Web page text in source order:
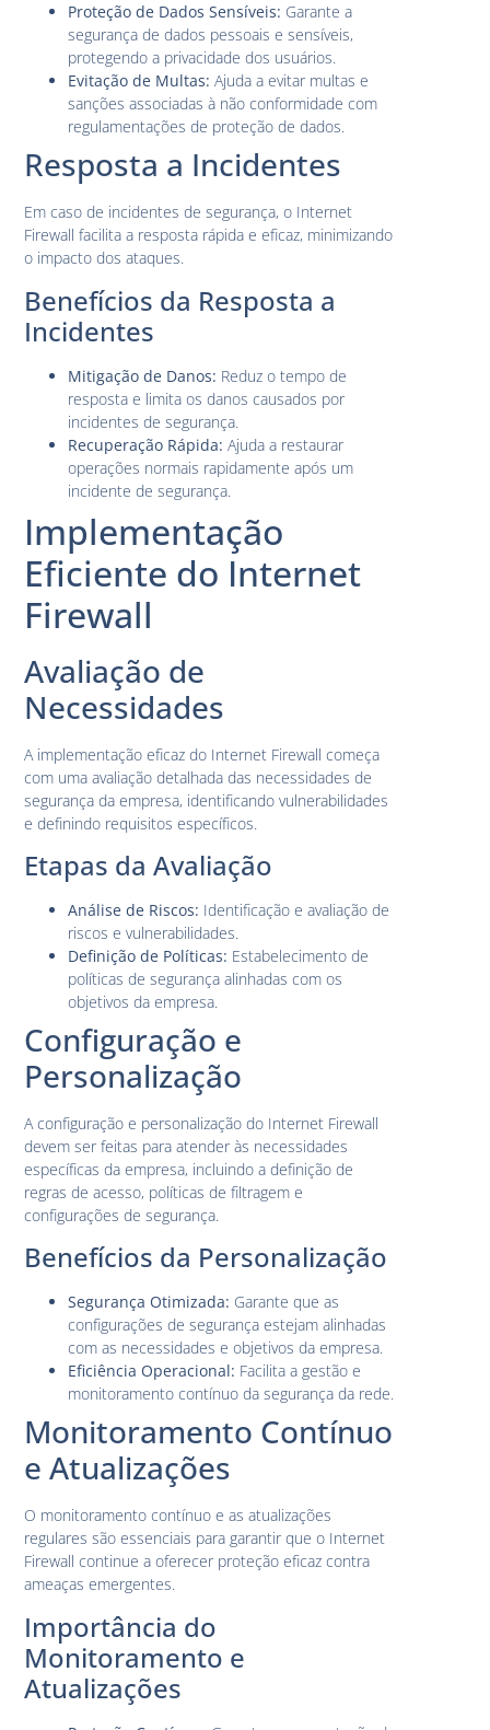
Proteção de Dados Sensíveis: Garante a
segurança de dados pessoais e sensíveis,
protegendo a privacidade dos usuários.
Evitação de Multas: Ajuda a evitar multas e
sanções associadas à não conformidade com
regulamentações de proteção de dados.
Resposta a Incidentes
Em caso de incidentes de segurança, o Internet
Firewall facilita a resposta rápida e eficaz, minimizando
o impacto dos ataques.
Benefícios da Resposta a
Incidentes
Mitigação de Danos: Reduz o tempo de
resposta e limita os danos causados por
incidentes de segurança.
Recuperação Rápida: Ajuda a restaurar
operações normais rapidamente após um
incidente de segurança.
Implementação
Eficiente do Internet
Firewall
Avaliação de
Necessidades
A implementação eficaz do Internet Firewall começa
com uma avaliação detalhada das necessidades de
segurança da empresa, identificando vulnerabilidades
e definindo requisitos específicos.
Etapas da Avaliação
Análise de Riscos: Identificação e avaliação de
riscos e vulnerabilidades.
Definição de Políticas: Estabelecimento de
políticas de segurança alinhadas com os
objetivos da empresa.
Configuração e
Personalização
A configuração e personalização do Internet Firewall
devem ser feitas para atender às necessidades
específicas da empresa, incluindo a definição de
regras de acesso, políticas de filtragem e
configurações de segurança.
Benefícios da Personalização
Segurança Otimizada: Garante que as
configurações de segurança estejam alinhadas
com as necessidades e objetivos da empresa.
Eficiência Operacional: Facilita a gestão e
monitoramento contínuo da segurança da rede.
Monitoramento Contínuo
e Atualizações
O monitoramento contínuo e as atualizações
regulares são essenciais para garantir que o Internet
Firewall continue a oferecer proteção eficaz contra
ameaças emergentes.
Importância do
Monitoramento e
Atualizações